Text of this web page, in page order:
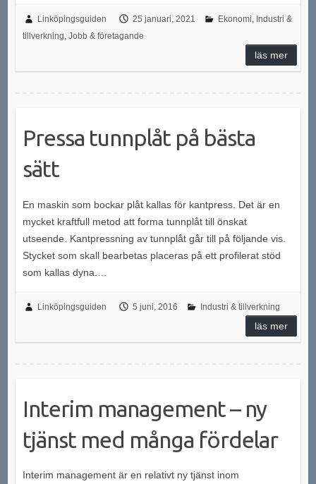
Linköpingsguiden 25 januari, 2021 Ekonomi, Industri &
tillverkning, Jobb & företagande
läs mer
Pressa tunnplåt på bästa
sätt
En maskin som bockar plåt kallas för kantpress. Det är en
mycket kraftfull metod att forma tunnplåt till önskat
utseende. Kantpressning av tunnplåt går till på följande vis.
Stycket som skall bearbetas placeras på ett profilerat stöd
som kallas dyna.…
Linköpingsguiden 5 juni, 2016 Industri & tillverkning
läs mer
Interim management – ny
tjänst med många fördelar
Interim management är en relativt ny tjänst inom